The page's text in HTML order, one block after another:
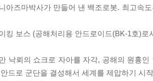
아즈마박사가 만들어 낸 백조로봇. 최고속
킹 보스 (공해처리용 안드로이드(BK-1호)
낙뢰의 쇼크로 자아를 자각, 공해의 원흉
드로 군단을 결성해서 세계를 제압하기 시